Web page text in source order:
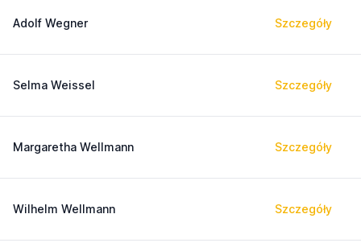
Adolf Wegner Szczegóły
Selma Weissel Szczegóły
Margaretha Wellmann Szczegóły
Wilhelm Wellmann Szczegóły